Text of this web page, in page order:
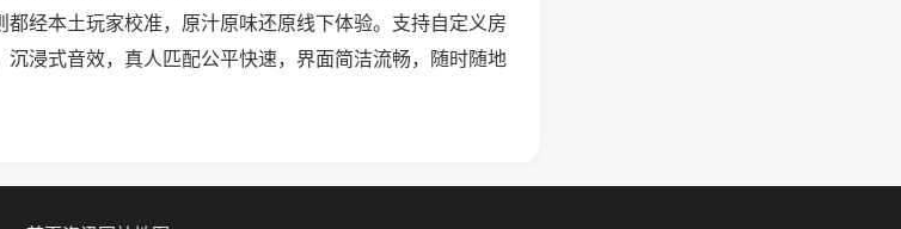
经本土玩家校准，原汁原味还原线下体验。支持自定义房
浸式音效，真人匹配公平快速，界面简洁流畅，随时随地